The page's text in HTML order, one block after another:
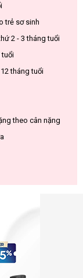
trẻ sơ sinh
2 - 3 tháng tuổi
tuổi
tháng tuổi
theo cân nặng